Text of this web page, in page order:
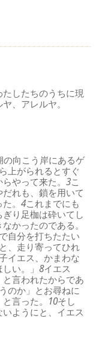
したちのうちに現
、アレルヤ。
の向こう岸にあるゲ
上がられるとすぐ
やって来た。3こ
れも、鎖を用いて
た。4これまでにも
り足枷は砕いてし
かったのである。
自分を打ちたたい
、走り寄ってひれ
イエス、かまわな
しい。」8イエス
言われたからであ
のか」とお尋ねに
言った。 10そし
ようにと、イエス